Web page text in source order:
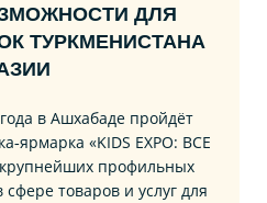
ДЛЯ
ТУРКМЕНИСТАНА
в Ашхабаде пройдёт
«KIDS EXPO: ВСЕ
профильных
товаров и услуг для